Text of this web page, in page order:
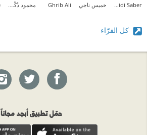
خميس ناجي Ghrib Ali
كل القرّاء
حمّل تطبيق أبجد مجاناً